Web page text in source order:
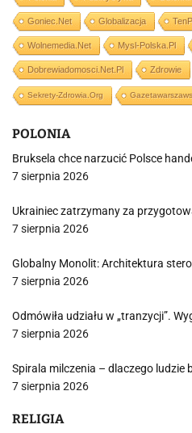
Goniec.net Globalizacja
Wolnemedia.net Mysl-Polska.pl
Dobrewiadomosci.net.pl Zdrowie
Sekrety-Zdrowia.org
POLONIA
Bruksela chce narzucić Polsce
7 sierpnia 2026
Ukrainiec zatrzymany za
7 sierpnia 2026
Globalny Monolit: Architektura
7 sierpnia 2026
Odmówiła udziału w „tranzycji”.
7 sierpnia 2026
Spirala milczenia – dlaczego ludzie
7 sierpnia 2026
RELIGIA